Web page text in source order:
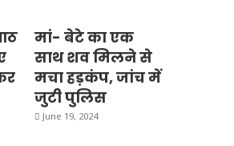
मां- बेटे का एक
साथ शव मिलने से
मचा हड़कंप, जांच में
जुटी पुलिस
June 19, 2024